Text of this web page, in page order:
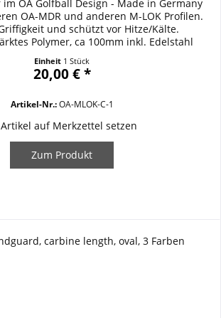
im OA Golfball Design - Made in Germany
OA-MDR und anderen M-LOK Profilen.
und schützt vor Hitze/Kälte.
Polymer, ca 100mm inkl. Edelstahl
Coyote, OD Green, MUD, Sniper Grey und
Pink. Details / Ausstattung /...
Einheit 1 Stück
20,00 € *
Artikel-Nr.:OA-MLOK-C-1
Artikel auf Merkzettel setzen
Zum Produkt